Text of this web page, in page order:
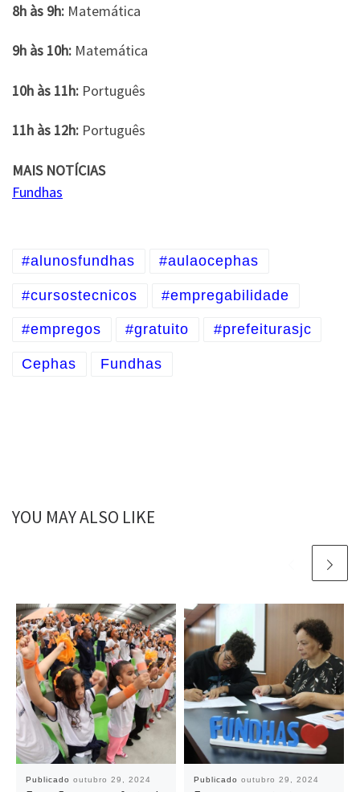
8h às 9h: Matemática
9h às 10h: Matemática
10h às 11h: Português
11h às 12h: Português
MAIS NOTÍCIAS
Fundhas
#alunosfundhas #aulaocephas
#cursostecnicos #empregabilidade
#empregos #gratuito #prefeiturasjc
Cephas Fundhas
YOU MAY ALSO LIKE
Publicado outubro 29, 2024 Publicado outubro 29, 2024